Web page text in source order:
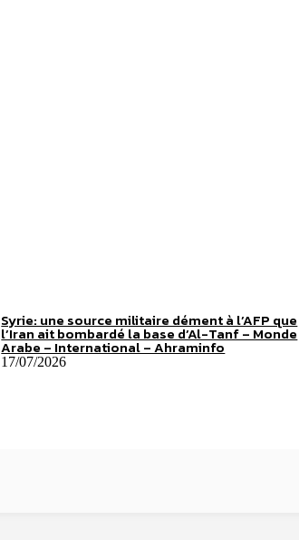
Syrie: une source militaire dément à l’AFP que
l’Iran ait bombardé la base d’Al-Tanf – Monde
Arabe – International – Ahraminfo
17/07/2026